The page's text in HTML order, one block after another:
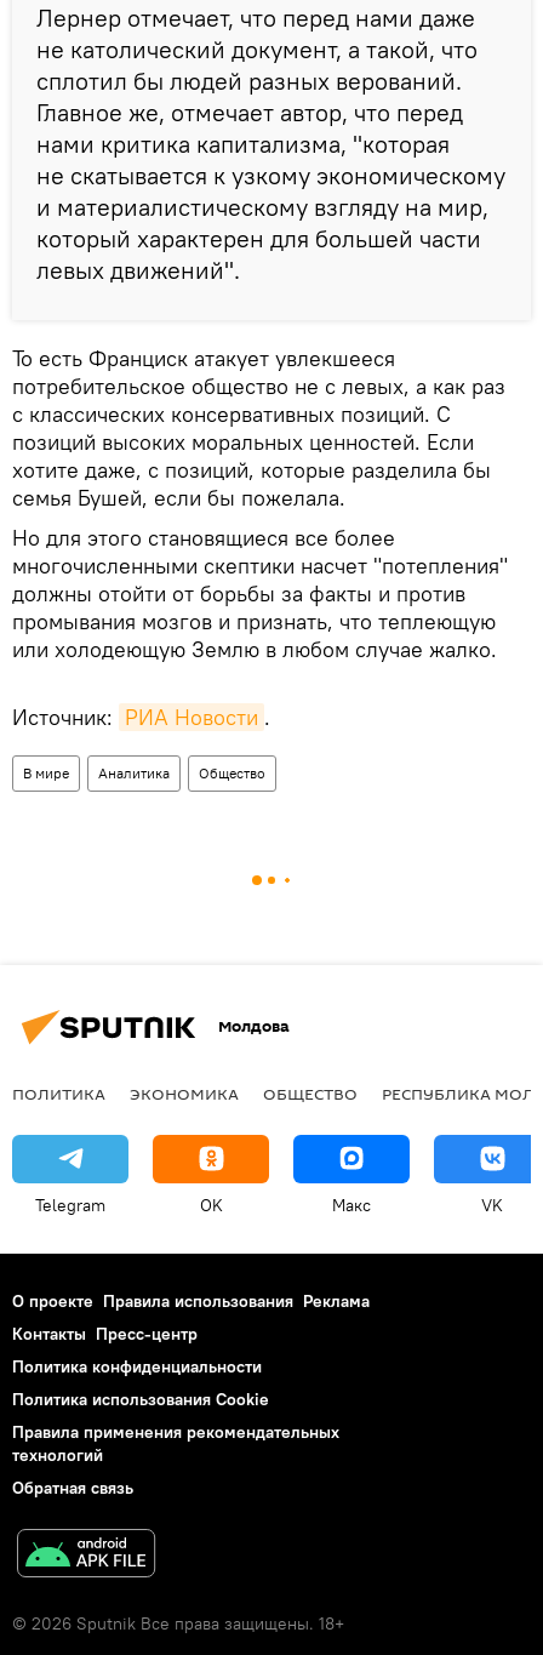
Лернер отмечает, что перед нами даже
не католический документ, а такой, что
сплотил бы людей разных верований.
Главное же, отмечает автор, что перед
нами критика капитализма, "которая
не скатывается к узкому экономическому
и материалистическому взгляду на мир,
который характерен для большей части
левых движений".
То есть Франциск атакует увлекшееся
потребительское общество не с левых, а как раз
с классических консервативных позиций. С
позиций высоких моральных ценностей. Если
хотите даже, с позиций, которые разделила бы
семья Бушей, если бы пожелала.
Но для этого становящиеся все более
многочисленными скептики насчет "потепления"
должны отойти от борьбы за факты и против
промывания мозгов и признать, что теплеющую
или холодеющую Землю в любом случае жалко.
Источник: РИА Новости .
В мире Аналитика Общество
Молдова
ПОЛИТИКА ЭКОНОМИКА ОБЩЕСТВО РЕСПУБЛИКА
Telegram OK Макс VK
О проекте Правила использования Реклама
Контакты Пресс-центр
Политика конфиденциальности
Политика использования Cookie
Правила применения рекомендательных
технологий
Обратная связь
© 2026 Sputnik Все права защищены. 18+